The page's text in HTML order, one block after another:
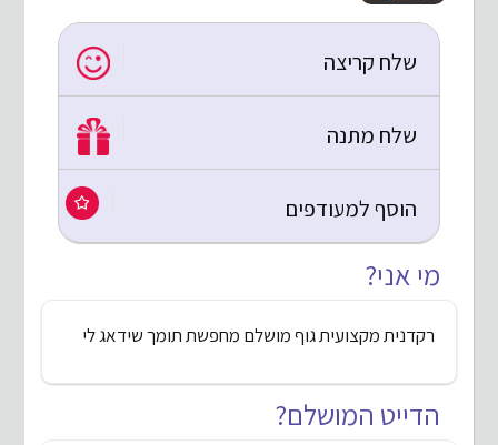
שלח קריצה
שלח מתנה
הוסף למעודפים
מי אני?
רקדנית מקצועית גוף מושלם מחפשת תומך שידאג לי
הדייט המושלם?